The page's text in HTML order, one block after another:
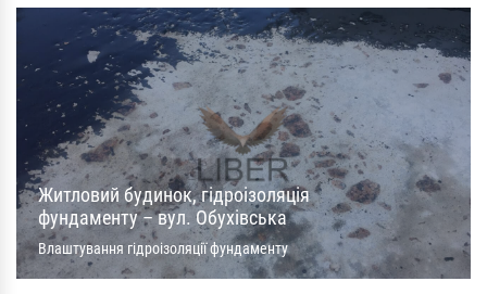
Житловий будинок, гідроізоляція
фундаменту – вул. Обухівська
Влаштування гідроізоляції фундаменту